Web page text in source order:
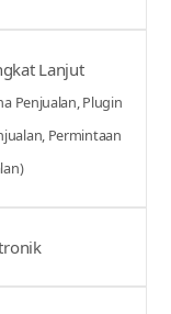
Lanjut
Penjualan, Plugin
Permintaan